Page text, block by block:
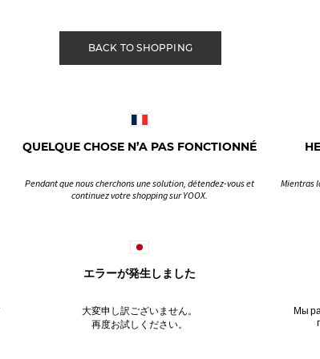
BACK TO SHOPPING
QUELQUE CHOSE N’A PAS FONCTIONNÉ
Pendant que nous cherchons une solution, détendez-vous et
continuez votre shopping sur YOOX.
Mientras
エラーが発生しました
大変申し訳ございません。
再度お試しください。
Мы